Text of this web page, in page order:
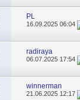
PL
16.09.202506:04
radiraya
06.07.2025 17:54
winnerman
21.06.2025 12:17